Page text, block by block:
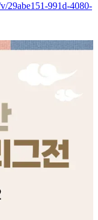
29abe151-991d-4080-